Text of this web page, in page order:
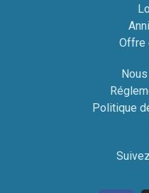
Offre
Politique